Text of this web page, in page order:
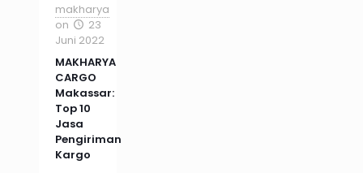
makharya
on
23
Juni 2022
MAKHARYA
CARGO
Makassar:
Top 10
Jasa
Pengiriman
Kargo